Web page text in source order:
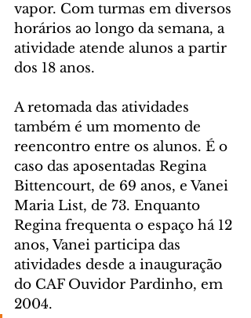
vapor. Com turmas em diversos
horários ao longo da semana, a
atividade atende alunos a partir
dos 18 anos.
A retomada das atividades
também é um momento de
reencontro entre os alunos. É o
caso das aposentadas Regina
Bittencourt, de 69 anos, e Vanei
Maria List, de 73. Enquanto
Regina frequenta o espaço há 12
anos, Vanei participa das
atividades desde a inauguração
do CAF Ouvidor Pardinho, em
2004.